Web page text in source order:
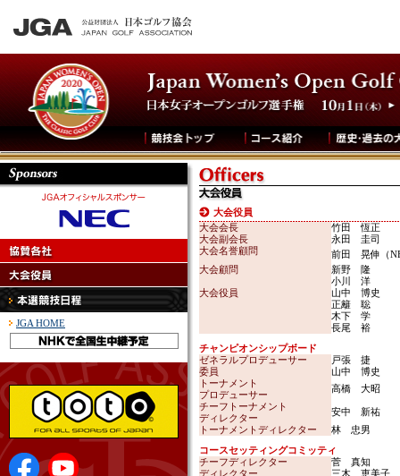
JGA HOME
大会役員
大会会長
竹田 恆正
大会副会長
永田 圭司
大会名誉顧問
前田 晃伸（
大会顧問
新野 隆
小川 洋
大会役員
山中 博史
正籬 聡
木下 学
長尾 裕
チャンピオンシップボード
ゼネラルプロデューサー
戸張 捷
委員
山中 博史
トーナメント
プロデューサー
高橋 大昭
チーフトーナメント
ディレクター
安中 新祐
トーナメントディレクター
林 忠男
コースセッティングコミッティ
チーフディレクター
菅 真知
ディレクター
三木 恵美子